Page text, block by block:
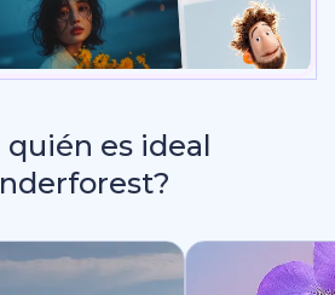
quién es ideal